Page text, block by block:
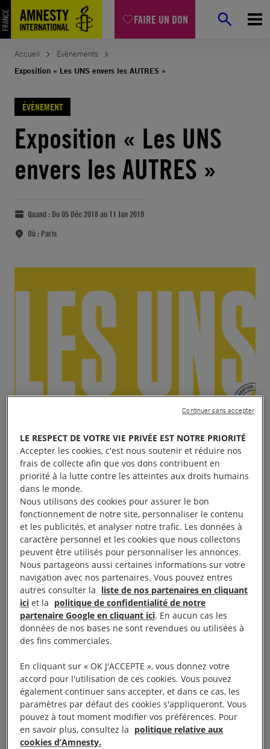
FAIRE UN DON
Accueil
Évènements
Exposition « Les UNS envers les AUTRES »
ÉVÈNEMENT
Exposition « Les UNS
envers les AUTRES »
Quand : Du 05 Déc 2018 au 11 Jan 2019
Où : Paris
Présentée du 6 décembre 2018 au 12 janvier 2019,
en plein cœur de la ville qui a vu naître la
Déclaration universelle des droits de l’homme
(DUDH), l’exposition « les UNS envers les AUTRES
» entend attester de l’actualité du texte et de sa
modernité.
Nous avons proposé à des artistes contemporains
de créer des œuvres inédites pour interroger et
mesurer la portée du texte dans un monde qui a
radicalement changé depuis 70 ans.
LE RESPECT DE VOTRE VIE PRIVÉE EST NOTRE PRIORITÉ
Accepter les cookies, c'est nous soutenir et réduire nos
frais de collecte afin que vos dons contribuent en
priorité à la lutte contre les atteintes aux droits humains
dans le monde.
Nous utilisons des cookies pour assurer le bon
fonctionnement de notre site, personnaliser le contenu
et les publicités, et analyser notre trafic. Les données à
caractère personnel et les cookies que nous collectons
peuvent être utilisés pour personnaliser les annonces.
Nous partageons aussi certaines informations sur votre
navigation avec nos partenaires. Vous pouvez entres
autres consulter la liste de nos partenaires en cliquant
ici et la politique de confidentialité de notre
partenaire Google en cliquant ici. En aucun cas les
données de nos bases ne sont revendues ou utilisées à
des fins commerciales.
En cliquant sur « OK J'ACCEPTE », vous donnez votre
accord pour l'utilisation de ces cookies. Vous pouvez
également continuer sans accepter, et dans ce cas, les
paramètres par défaut des cookies s'appliqueront. Vous
pouvez à tout moment modifier vos préférences. Pour
en savoir plus, consultez la politique relative aux
cookies d’Amnesty.
Continuer sans accepter